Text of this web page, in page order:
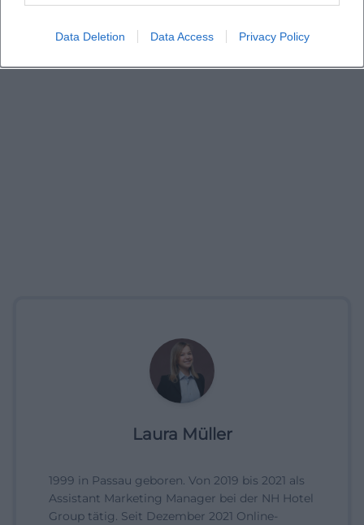
Data Deletion Data Access Privacy Policy
Laura Müller
1999 in Passau geboren. Von 2019 bis 2021 als
Assistant Marketing Manager bei der NH Hotel
Group tätig. Seit Dezember 2021 Online-